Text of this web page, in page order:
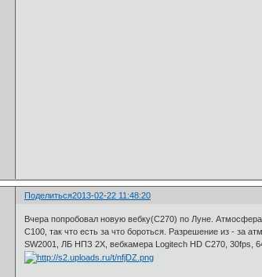
Поделиться2013-02-22 11:48:20
Вчера попробовал новую вебку(С270) по Луне.
С100, так что есть за что бороться. Разрешение из - за
SW2001, ЛБ НПЗ 2Х, вебкамера Logitech HD C270, 30fps,